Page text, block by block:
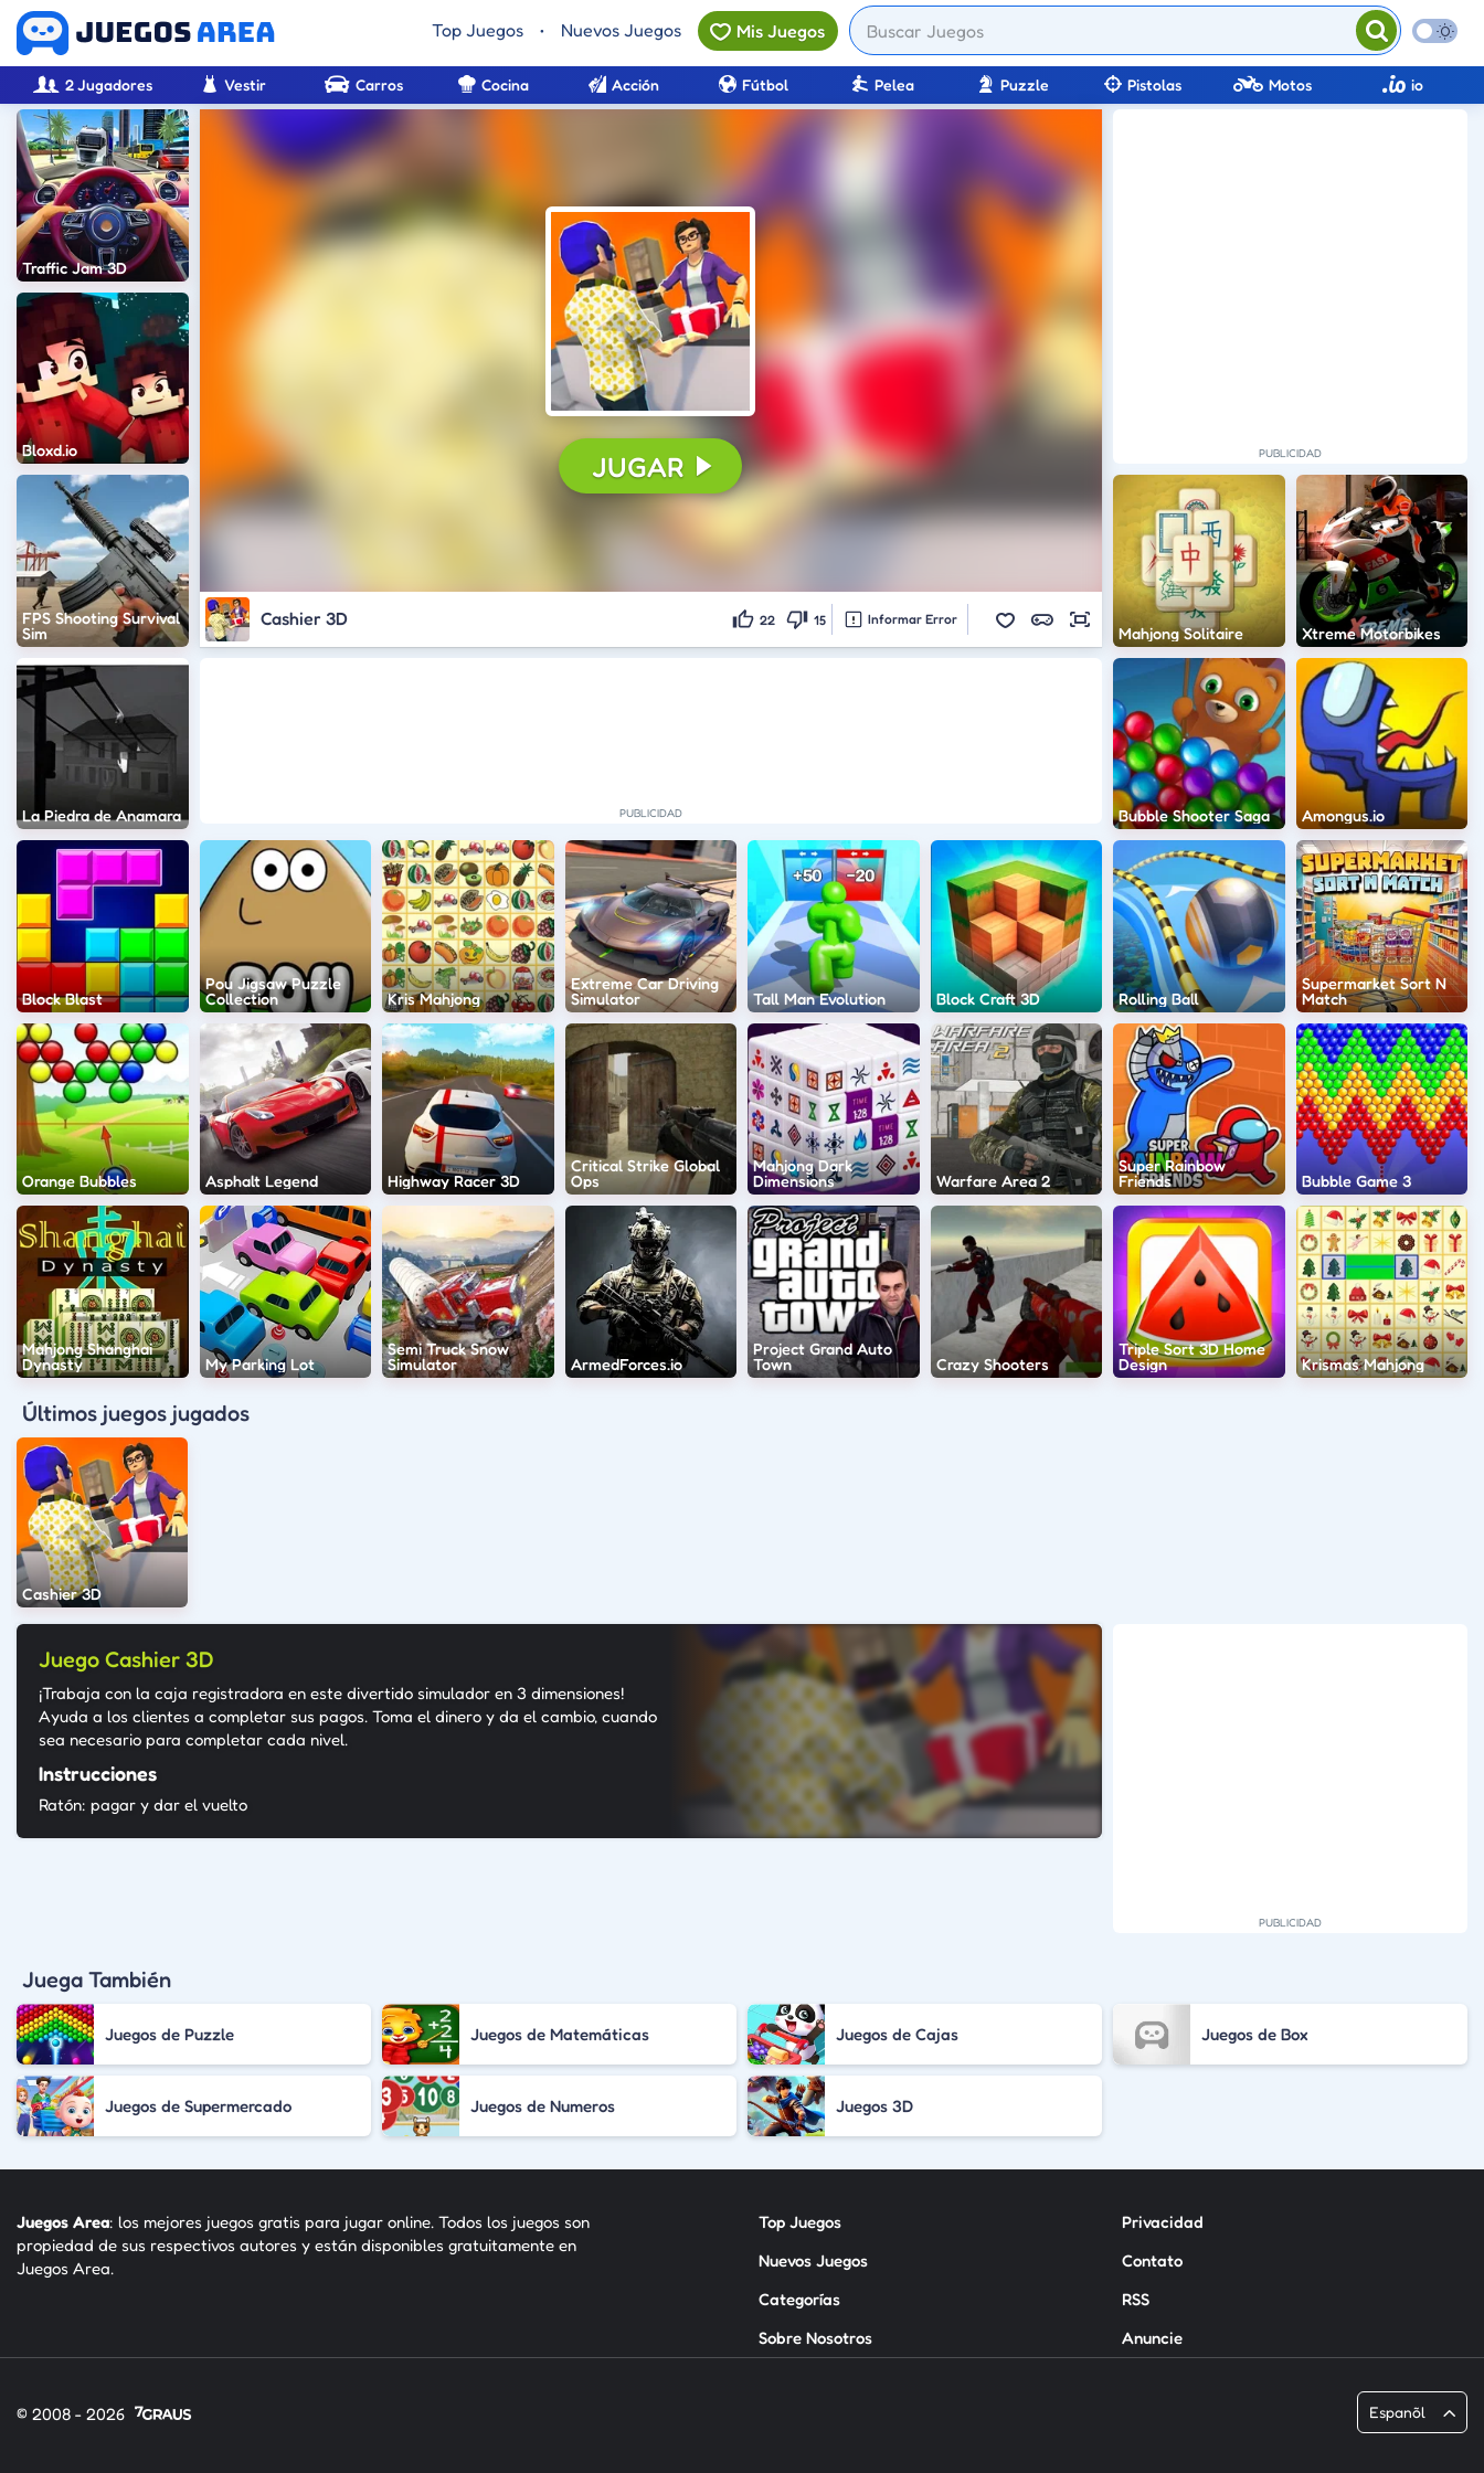
Top Juegos • Nuevos Juegos Mis Juegos
2 Jugadores Vestir Carros Cocina Acción Fútbol Pelea Puzzle Pistolas Motos io
JUGAR
Cashier 3D 22 15 Informar Error
Traffic Jam 3D
Bloxd.io
FPS Shooting Survival
Sim
Mahjong Solitaire Xtreme Motorbikes
La Piedra de Anamara Bubble Shooter Saga Amongus.io
Block Blast
Pou Jigsaw Puzzle
Collection
Kris Mahjong
Extreme Car Driving
Simulator
Tall Man Evolution Block Craft 3D Rolling Ball
Supermarket Sort N
Match
Orange Bubbles Asphalt Legend Highway Racer 3D
Critical Strike Global
Ops
Mahjong Dark
Dimensions
Warfare Area 2
Super Rainbow
Friends
Bubble Game 3
Mahjong Shanghai
Dynasty
My Parking Lot
Semi Truck Snow
Simulator
ArmedForces.io
Project Grand Auto
Town
Crazy Shooters
Triple Sort 3D Home
Design
Krismas Mahjong
Últimos juegos jugados
Cashier 3D
Juego Cashier 3D
¡Trabaja con la caja registradora en este divertido simulador en 3 dimensiones!
Ayuda a los clientes a completar sus pagos. Toma el dinero y da el cambio, cuando
sea necesario para completar cada nivel.
Instrucciones
Ratón: pagar y dar el vuelto
Juega También
Juegos de Puzzle Juegos de Matemáticas Juegos de Cajas Juegos de Box
Juegos de Supermercado Juegos de Numeros Juegos 3D
Top Juegos
Nuevos Juegos
Categorías
Sobre Nosotros
Privacidad
Contato
RSS
Anuncie
Juegos Area: los mejores juegos gratis para jugar online. Todos los juegos son
propiedad de sus respectivos autores y están disponibles gratuitamente en
Juegos Area.
© 2008 - 2026 Espanõl